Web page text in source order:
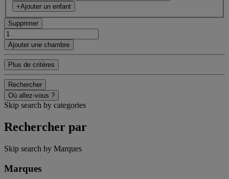
+Ajouter un enfant
Supprimer
Ajouter une chambre
Plus de critères
Rechercher
Où allez-vous ?
Skip search by categories
Rechercher par
Skip search by Marques
Marques